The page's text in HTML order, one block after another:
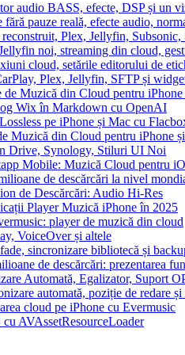
audio BASS, efecte, DSP și un
fără pauze reală, efecte audio,
Plex, Jellyfin,
noi, streaming din cloud,
cloud, setările editorului de
Plex, Jellyfin, SFTP și
Muzică din Cloud pentru
Wix în Markdown cu OpenAI
pe iPhone și Mac cu
Muzică din Cloud pentru iPhone
Drive, Synology, Stiluri UI Noi
Mobile: Muzică Cloud pentru
de descărcări la nivel
de Descărcări: Audio Hi-Res
Player Muzică iPhone în 2025
player de muzică din cloud
VoiceOver și altele
sincronizare bibliotecă și
de descărcări: prezentarea
Automată, Egalizator, Suport
automată, poziție de redare și
cloud pe iPhone cu Evermusic
AVAssetResourceLoader